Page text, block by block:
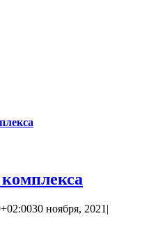
комплекса
30 ноября, 2021 |